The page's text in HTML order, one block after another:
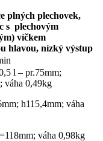
plných plechovek,
s plechovým
víčkem
hlavou, nízký výstup
l – pr.75mm;
váha 0,49kg
h115,4mm; váha
váha 0,98kg